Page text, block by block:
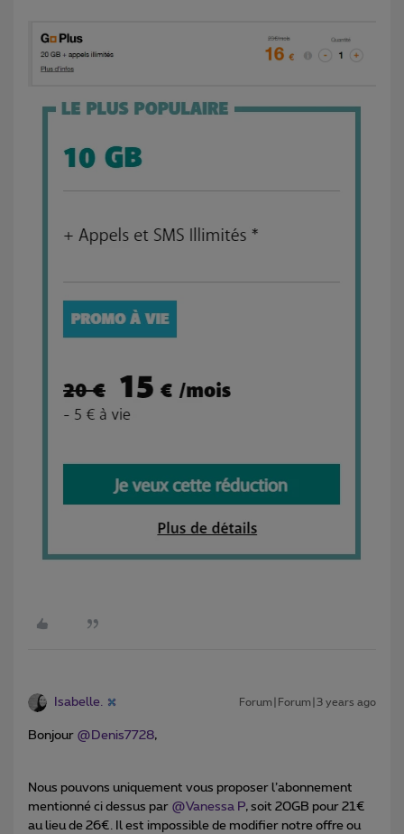
Isabelle. Forum|Forum|3 years ago
Bonjour @Denis7728,
Nous pouvons uniquement vous proposer l’abonnement
mentionné ci dessus par @Vanessa P, soit 20GB pour 21€
au lieu de 26€. Il est impossible de modifier notre offre ou